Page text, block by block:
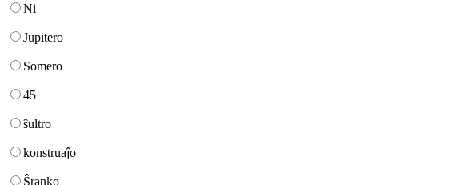
Ni
Jupitero
Somero
45
ŝultro
konstruaĵo
Ŝranko